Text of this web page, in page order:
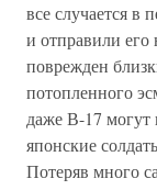
все случается в
и отправили
поврежден
потопленного
даже В-17 могут
японские
Потеряв много